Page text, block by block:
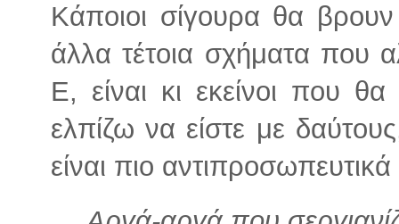
Κάποιοι σίγουρα θα
άλλα τέτοια σχήματα που
Ε, είναι κι εκείνοι που
ελπίζω να είστε με
είναι πιο